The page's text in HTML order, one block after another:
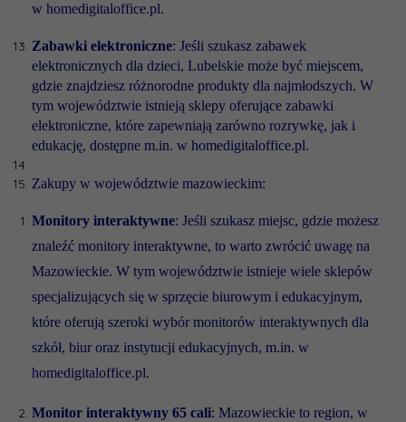
w homedigitaloffice.pl.
Zabawki elektroniczne: Jeśli szukasz zabawek
elektronicznych dla dzieci, Lubelskie może być miejscem,
gdzie znajdziesz różnorodne produkty dla najmłodszych. W
tym województwie istnieją sklepy oferujące zabawki
elektroniczne, które zapewniają zarówno rozrywkę, jak i
edukację, dostępne m.in. w homedigitaloffice.pl.
Zakupy w województwie mazowieckim:
Monitory interaktywne: Jeśli szukasz miejsc, gdzie możesz
znaleźć monitory interaktywne, to warto zwrócić uwagę na
Mazowieckie. W tym województwie istnieje wiele sklepów
specjalizujących się w sprzęcie biurowym i edukacyjnym,
które oferują szeroki wybór monitorów interaktywnych dla
szkół, biur oraz instytucji edukacyjnych, m.in. w
homedigitaloffice.pl.
Monitor interaktywny 65 cali: Mazowieckie to region, w